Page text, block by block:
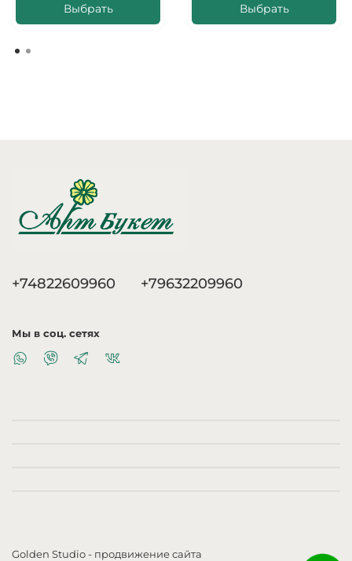
Выбрать Выбрать
+74822609960 +79632209960
Мы в соц. сетях
Golden Studio - продвижение сайта